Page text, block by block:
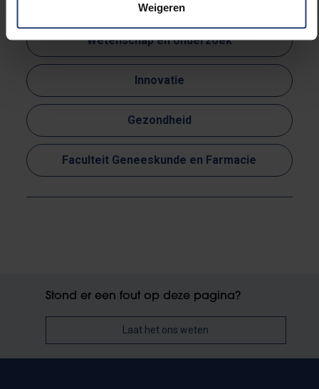
Weigeren
Lees meer over:
Wetenschap en onderzoek
Innovatie
Gezondheid
Faculteit Geneeskunde en Farmacie
Stond er een fout op deze pagina?
Laat het ons weten